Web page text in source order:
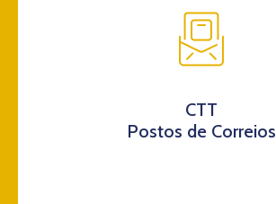
CTT
Postos de Correios